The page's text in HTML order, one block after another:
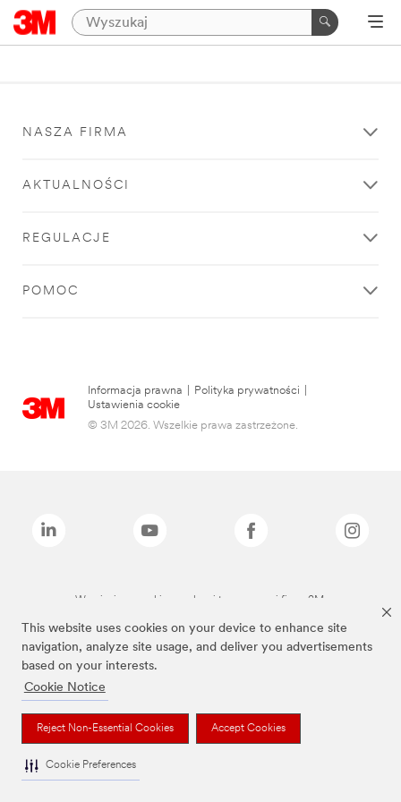
This website uses cookies on your device to enhance site
navigation, analyze site usage, and deliver you advertisements
based on your interests.
Cookie Notice
Reject Non-Essential Cookies Accept Cookies
Cookie Preferences
NASZA FIRMA
AKTUALNOŚCI
REGULACJE
POMOC
Informacja prawna Polityka prywatności
Ustawienia cookie
© 3M 2026. Wszelkie prawa zastrzeżone.
Wymienione marki są znakami towarowymi firmy 3M.